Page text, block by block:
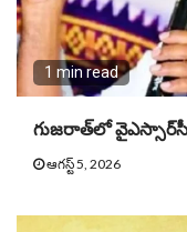
1 min read
గుజరాత్‌లో
ఆగస్ట్ 5, 2026